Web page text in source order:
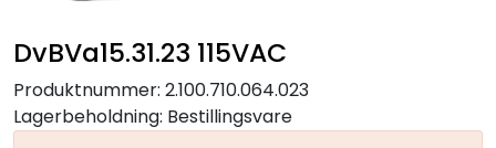
DvBVa15.31.23 115VAC
Produktnummer: 2.100.710.064.023
Lagerbeholdning: Bestillingsvare